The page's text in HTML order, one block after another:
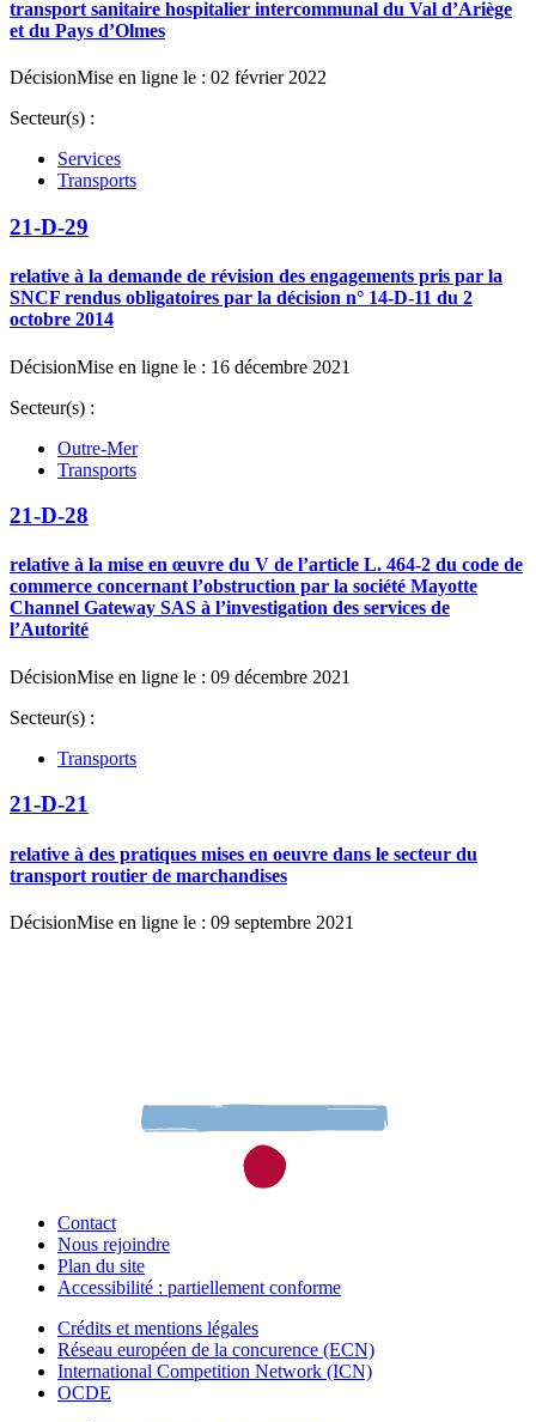
transport sanitaire hospitalier intercommunal du Val d’Ariège
et du Pays d’Olmes
DécisionMise en ligne le : 02 février 2022
Secteur(s) :
Services
Transports
21-D-29
relative à la demande de révision des engagements pris par la
SNCF rendus obligatoires par la décision n° 14-D-11 du 2
octobre 2014
DécisionMise en ligne le : 16 décembre 2021
Secteur(s) :
Outre-Mer
Transports
21-D-28
relative à la mise en œuvre du V de l’article L. 464-2 du code de
commerce concernant l’obstruction par la société Mayotte
Channel Gateway SAS à l’investigation des services de
l’Autorité
DécisionMise en ligne le : 09 décembre 2021
Secteur(s) :
Transports
21-D-21
relative à des pratiques mises en oeuvre dans le secteur du
transport routier de marchandises
DécisionMise en ligne le : 09 septembre 2021
Contact
Nous rejoindre
Plan du site
Accessibilité : partiellement conforme
Crédits et mentions légales
Réseau européen de la concurence (ECN)
International Competition Network (ICN)
OCDE